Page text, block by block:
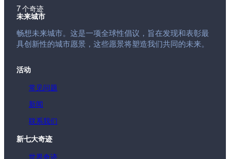
7 个奇迹
未来城市
畅想未来城市。这是一项全球性倡议，旨在发现和表彰最
具创新性的城市愿景，这些愿景将塑造我们共同的未来。
活动
常见问题
新闻
联系我们
新七大奇迹
世界奇迹